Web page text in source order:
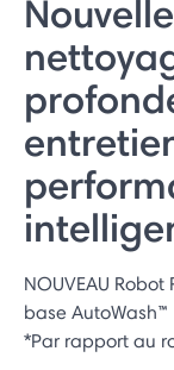
NOUVEAU
base AutoWash™
*Par rapport au